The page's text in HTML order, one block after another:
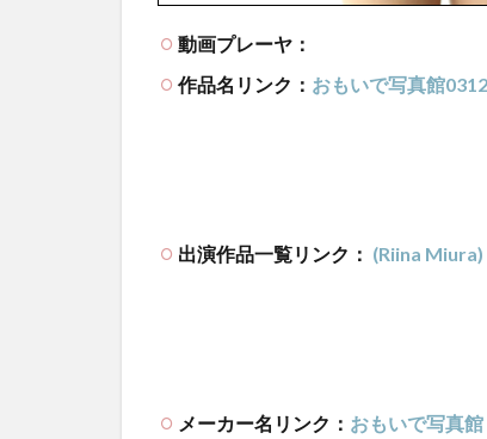
動画プレーヤ：
作品名リンク： おもいで写真館0312
出演作品一覧リンク： (Riina Miura)
メーカー名リンク： おもいで写真館